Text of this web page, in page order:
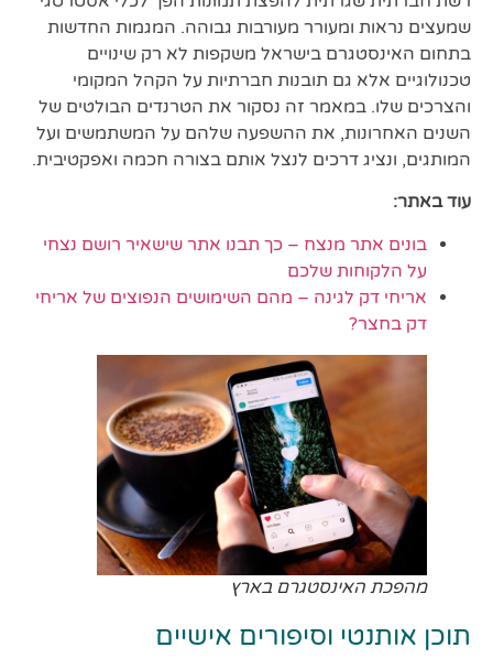
שמעצים נראות ומעורר מעורבות גבוהה. המגמות החדשות
בתחום האינסטגרם בישראל משקפות לא רק שינויים
טכנולוגיים אלא גם תובנות חברתיות על הקהל המקומי
והצרכים שלו. במאמר זה נסקור את הטרנדים הבולטים של
השנים האחרונות, את ההשפעה שלהם על המשתמשים ועל
המותגים, ונציג דרכים לנצל אותם בצורה חכמה ואפקטיבית.
עוד באתר:
בונים אתר מנצח – כך תבנו אתר שישאיר רושם נצחי
על הלקוחות שלכם
אריחי דק לגינה – מהם השימושים הנפוצים של אריחי
דק בחצר?
מהפכת האינסטגרם בארץ
תוכן אותנטי וסיפורים אישיים